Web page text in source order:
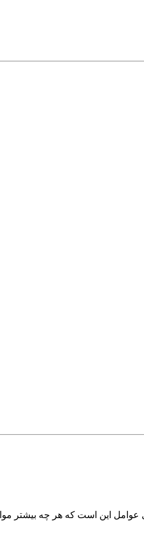
رو آغاز کرده است . تلاش همه ی عوامل این